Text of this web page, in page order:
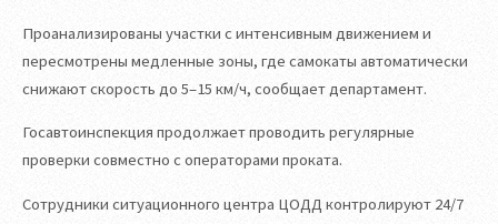
Проанализированы участки с интенсивным движением и
пересмотрены медленные зоны, где самокаты автоматически
снижают скорость до 5–15 км/ч, сообщает департамент.
Госавтоинспекция продолжает проводить регулярные
проверки совместно с операторами проката.
Сотрудники ситуационного центра ЦОДД контролируют 24/7